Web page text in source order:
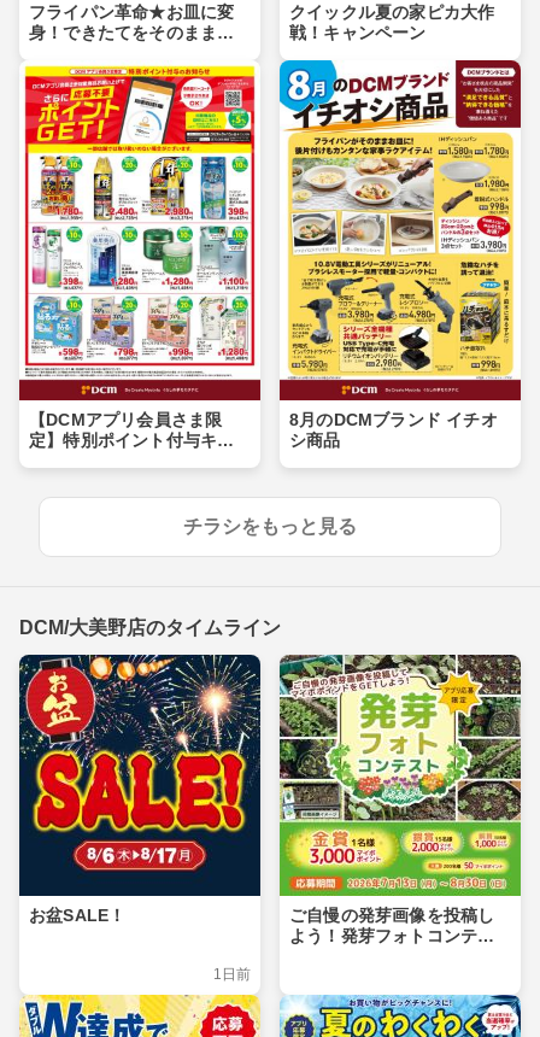
フライパン革命★お皿に変
身！できたてをそのまま食
クイックル夏の家ピカ大作
戦！キャンペーン
【DCMアプリ会員さま限
定】特別ポイント付与キャ
8月のDCMブランド イチオ
シ商品
チラシをもっと見る
DCM/大美野店のタイムライン
お盆SALE！
1日前
ご自慢の発芽画像を投稿し
よう！発芽フォトコンテス